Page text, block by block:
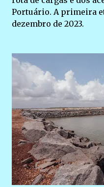
Portuário. A primeira
dezembro de 2023.